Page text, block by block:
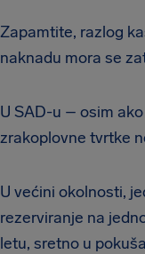
Zapamtite, razlog
naknadu mora se
U SAD-u – osim
zrakoplovne tvrtke
U većini okolnosti,
rezerviranje na
letu, sretno u